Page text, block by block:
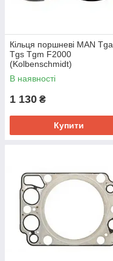
Кільця поршневі MAN Tga,
Tgs Tgm F2000
(Kolbenschmidt)
В наявності
1 130 ₴
Купити